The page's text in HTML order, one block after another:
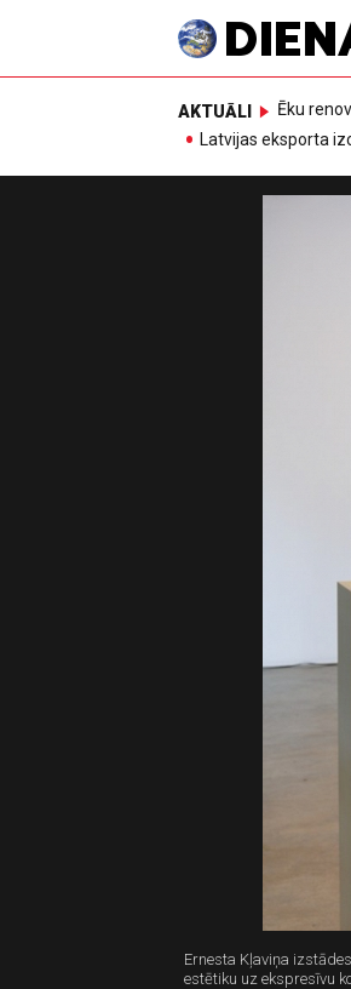
AKTUĀLI Ēku
Latvijas eksporta
Ernesta Kļaviņa
estētiku uz ekspresīvu